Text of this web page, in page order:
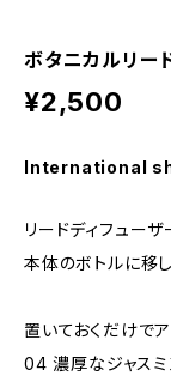
ボタニカルリー
¥2,500
International
リードディフュー
本体のボトルに移
置いておくだけで
04 濃厚なジャスミ